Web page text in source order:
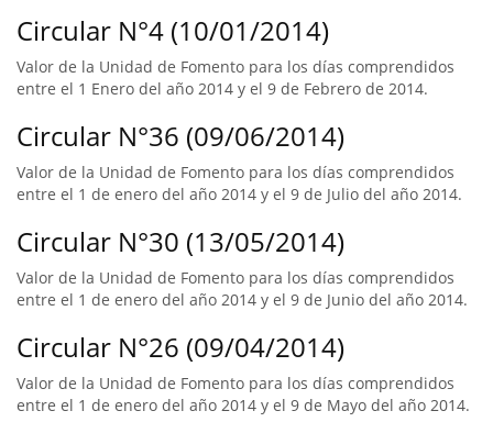
Circular N°4 (10/01/2014)
Valor de la Unidad de Fomento para los días comprendidos
entre el 1 Enero del año 2014 y el 9 de Febrero de 2014.
Circular N°36 (09/06/2014)
Valor de la Unidad de Fomento para los días comprendidos
entre el 1 de enero del año 2014 y el 9 de Julio del año 2014.
Circular N°30 (13/05/2014)
Valor de la Unidad de Fomento para los días comprendidos
entre el 1 de enero del año 2014 y el 9 de Junio del año 2014.
Circular N°26 (09/04/2014)
Valor de la Unidad de Fomento para los días comprendidos
entre el 1 de enero del año 2014 y el 9 de Mayo del año 2014.